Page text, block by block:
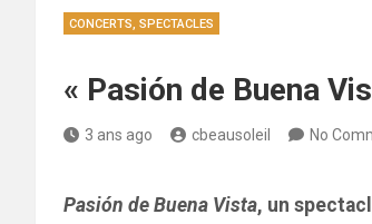
CONCERTS, SPECTACLES
« Pasión de Buena
3 ans ago cbeausoleil No
Pasión de Buena Vista, un